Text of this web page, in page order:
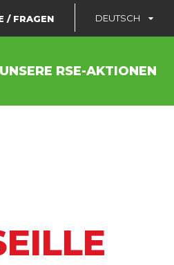
/ FRAGEN DEUTSCH
UNSERE RSE-AKTIONEN